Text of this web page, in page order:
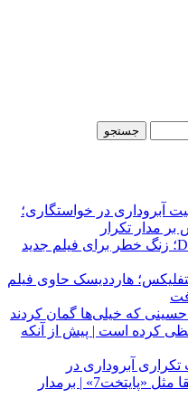
آبروداری در خواستگاری؛
استقبال کم‌رمق از تریلر Digger؛ زنگ خطر برای فیلم جدید
از نتفلیکس؛ هارددیسک حاوی فیلم
که خیلی‌ها گمان کردند
کرده است | پیش از آنکه
آبروداری در
خواستگاری دست گذاشته دقیقا مثل «پایتخت7» | برمدار